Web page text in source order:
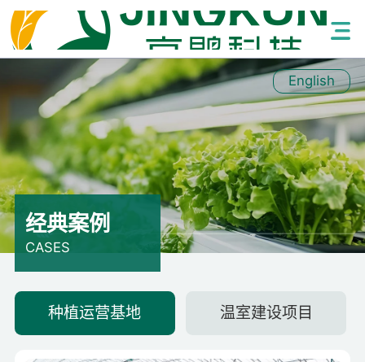
English
经典案例
CASES
种植运营基地 温室建设项目